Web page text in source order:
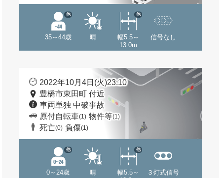
35～44歳
他
晴
幅5.5～
13.0m
他
信号なし
2022年10月4日(火)23:10
豊橋市東田町 付近
車両単独 中破事故
原付自転車(1) 物件等(1)
死亡(0) 負傷(1)
0～24歳
他
晴
幅5.5～
他
３灯式信号